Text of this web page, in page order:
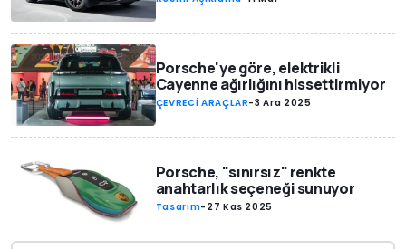
Porsche'ye göre, elektrikli
Cayenne ağırlığını hissettirmiyor
ÇEVRECİ ARAÇLAR-3 Ara 2025
Porsche, "sınırsız" renkte
anahtarlık seçeneği sunuyor
Tasarım- 27 Kas 2025